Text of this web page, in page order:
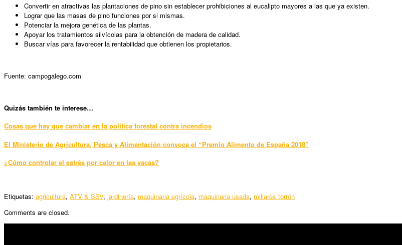
Convertir en atractivas las plantaciones de pino sin establecer prohibiciones al eucalipto mayores a las que ya existen.
Lograr que las masas de pino funciones por si mismas.
Potenciar la mejora genética de las plantas.
Apoyar los tratamientos silvícolas para la obtención de madera de calidad.
Buscar vías para favorecer la rentabilidad que obtienen los propietarios.
Fuente: campogalego.com
Quizás también te interese…
Cosas que hay que cambiar en la política forestal contra incendios
El Ministerio de Agricultura, Pesca y Alimentación convoca el “Premio Alimento de España 2018”
¿Cómo controlar el estrés por calor en las vacas?
Etiquetas: agricultura, ATV & SSV, jardinería, maquinaria agrícola, maquinaria usada, millares torrón
Comments are closed.